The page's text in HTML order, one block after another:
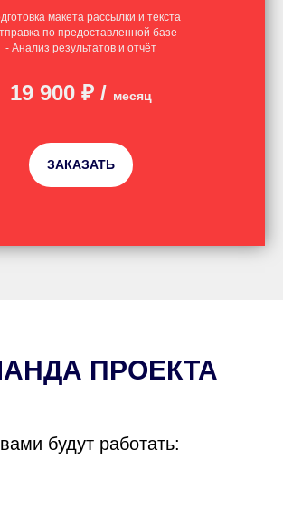
макета рассылки и текста
по предоставленной базе
- Анализ результатов и отчёт
19 900 ₽/ месяц
ЗАКАЗАТЬ
ПРОЕКТА
будут работать: